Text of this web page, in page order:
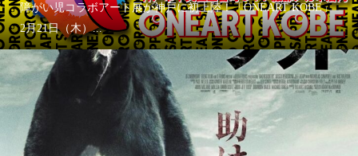
障がい児コラボアート展が神戸に初上陸！「ONEART KOBE」
2月21日（木）...